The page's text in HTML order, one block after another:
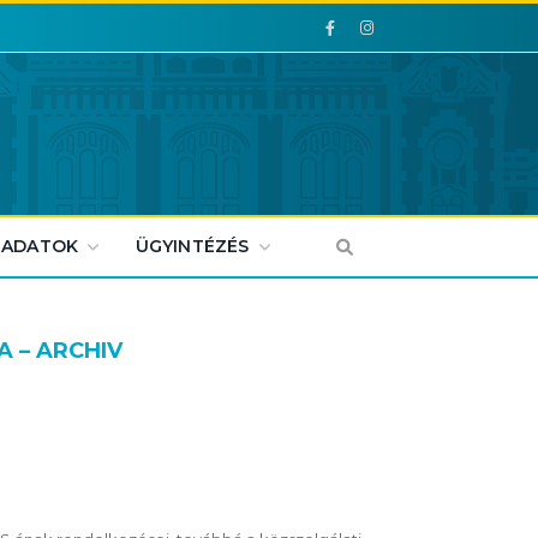
Facebook
Facebook
ÜGYINTÉZÉS
– ARCHIV